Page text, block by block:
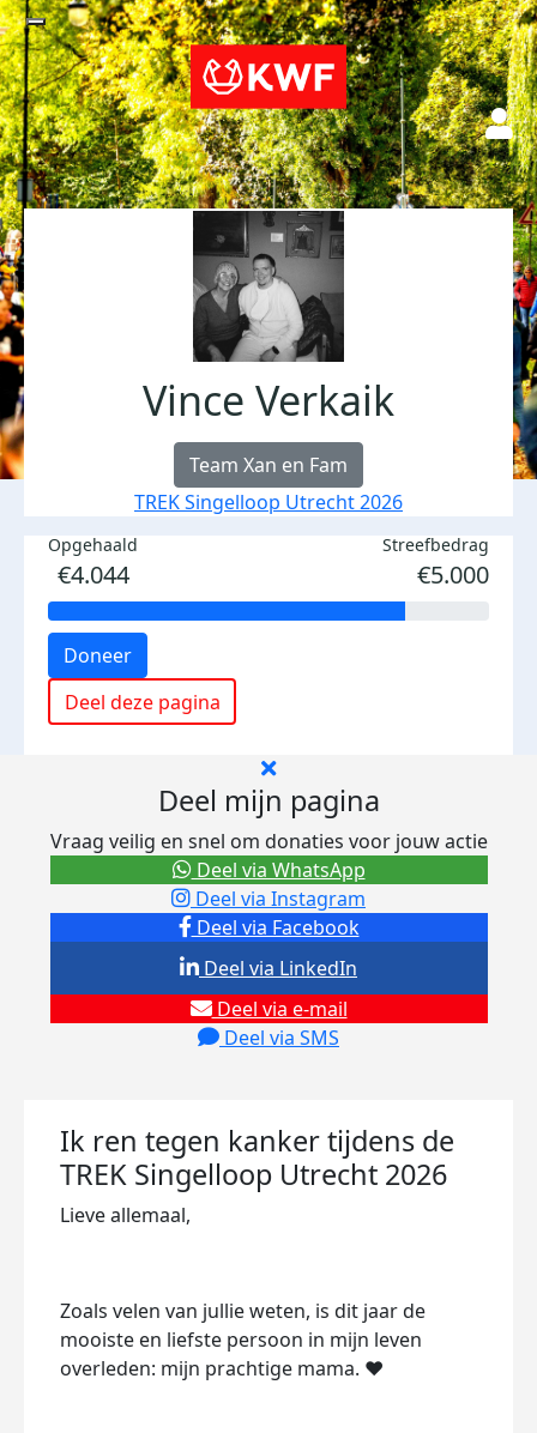
Vince Verkaik
Team Xan en Fam
TREK Singelloop Utrecht 2026
Opgehaald
€4.044
Streefbedrag
€5.000
Doneer
Deel deze pagina
Deel mijn pagina
Vraag veilig en snel om donaties voor jouw actie
Deel via Facebook
Deel via Instagram
Deel via e-mail
Deel via SMS
Deel via LinkedIn
Deel via WhatsApp
Ik ren tegen kanker tijdens de
TREK Singelloop Utrecht 2026
Lieve allemaal,
Zoals velen van jullie weten, is dit jaar de
mooiste en liefste persoon in mijn leven
overleden: mijn prachtige mama. ❤️